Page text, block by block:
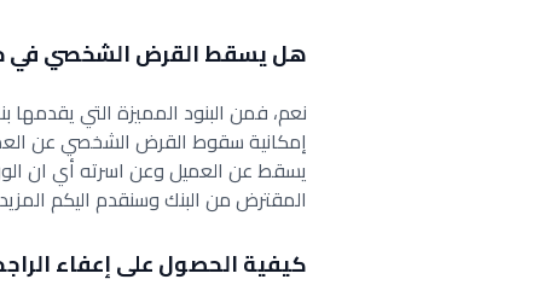
هل يسقط القرض الشخصي في
نعم، فمن البنود المميزة التي
إمكانية سقوط القرض الشخصي عن
يسقط عن العميل وعن اسرته أي ان
المقترض من البنك وسنقدم اليكم
كيفية الحصول على إعفاء